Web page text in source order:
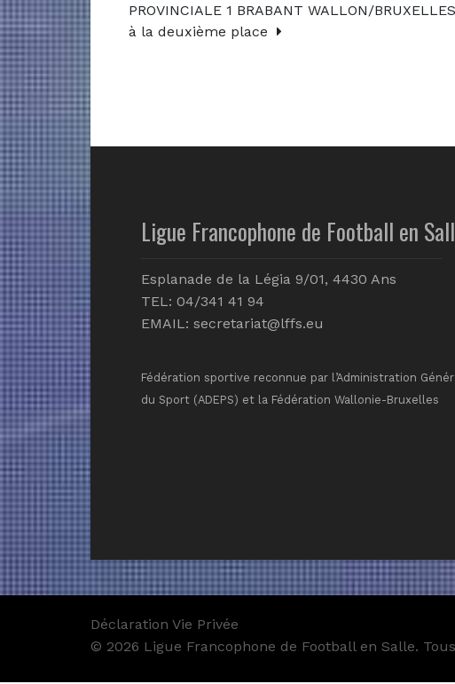
PROVINCIALE 1 BRABANT WALLON/
à la deuxième place
Ligue Francophone de Football en
Esplanade de la Légia 9/01, 4430 Ans
TEL: 04/341 41 94
EMAIL: secretariat@lffs.eu
Fédération sportive reconnue par l’Administration
du Sport (ADEPS) et la Fédération Wallonie-Bruxelles
Déclaration Vie Privée
© 2026 Ligue Francophone de Football en Salle.